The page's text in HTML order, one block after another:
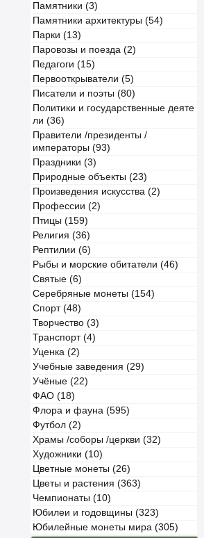
Памятники (3)
Памятники архитектуры (54)
Парки (13)
Паровозы и поезда (2)
Педагоги (15)
Первооткрыватели (5)
Писатели и поэты (80)
Политики и государственные деяте
ли (36)
Правители /президенты /
императоры (93)
Праздники (3)
Природные объекты (23)
Произведения искусства (2)
Профессии (2)
Птицы (159)
Религия (36)
Рептилии (6)
Рыбы и морские обитатели (46)
Святые (6)
Серебряные монеты (154)
Спорт (48)
Творчество (3)
Транспорт (4)
Уценка (2)
Учебные заведения (29)
Учёные (22)
ФАО (18)
Флора и фауна (595)
Футбол (2)
Храмы /соборы /церкви (32)
Художники (10)
Цветные монеты (26)
Цветы и растения (363)
Чемпионаты (10)
Юбилеи и годовщины (323)
Юбилейные монеты мира (305)